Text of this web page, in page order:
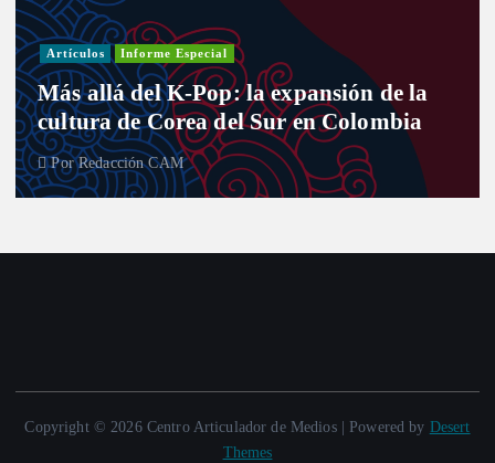
Artículos Informe Especial
Más allá del K-Pop: la expansión de la
cultura de Corea del Sur en Colombia
PorRedacción CAM
Copyright © 2026 Centro Articulador de Medios | Powered by Desert
Themes